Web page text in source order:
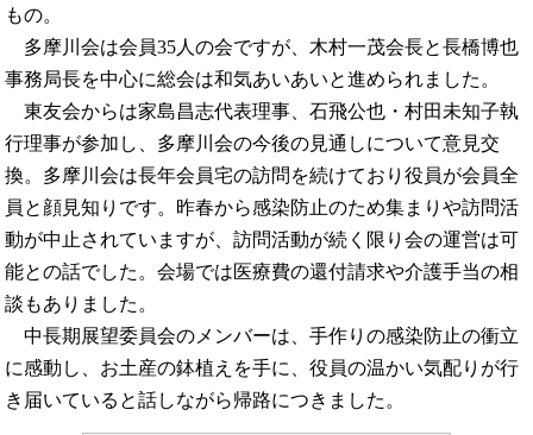
もの。
多摩川会は会員35人の会ですが、木村一茂会長と長橋博也
事務局長を中心に総会は和気あいあいと進められました。
東友会からは家島昌志代表理事、石飛公也・村田未知子執
行理事が参加し、多摩川会の今後の見通しについて意見交
換。多摩川会は長年会員宅の訪問を続けており役員が会員全
員と顔見知りです。昨春から感染防止のため集まりや訪問活
動が中止されていますが、訪問活動が続く限り会の運営は可
能との話でした。会場では医療費の還付請求や介護手当の相
談もありました。
中長期展望委員会のメンバーは、手作りの感染防止の衝立
に感動し、お土産の鉢植えを手に、役員の温かい気配りが行
き届いていると話しながら帰路につきました。